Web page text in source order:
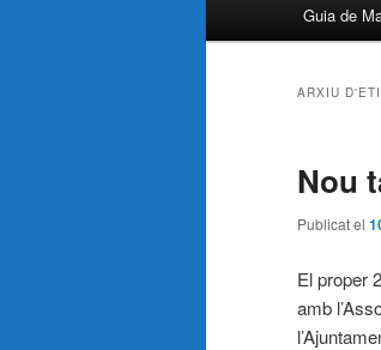
Guia de
ARXIU
Nou
Publicat el
El proper
amb